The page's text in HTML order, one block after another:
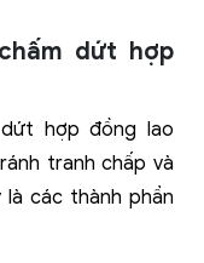
dứt hợp
hợp đồng lao
tranh chấp và
là các thành phần